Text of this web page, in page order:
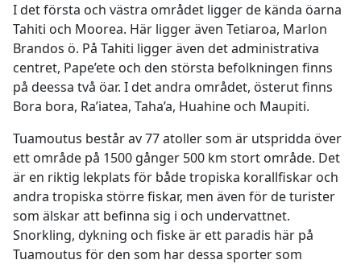
I det första och västra området ligger de kända öarna
Tahiti och Moorea. Här ligger även Tetiaroa, Marlon
Brandos ö. På Tahiti ligger även det administrativa
centret, Pape’ete och den största befolkningen finns
på deessa två öar. I det andra området, österut finns
Bora bora, Ra’iatea, Taha’a, Huahine och Maupiti.
Tuamoutus består av 77 atoller som är utspridda över
ett område på 1500 gånger 500 km stort område. Det
är en riktig lekplats för både tropiska korallfiskar och
andra tropiska större fiskar, men även för de turister
som älskar att befinna sig i och undervattnet.
Snorkling, dykning och fiske är ett paradis här på
Tuamoutus för den som har dessa sporter som